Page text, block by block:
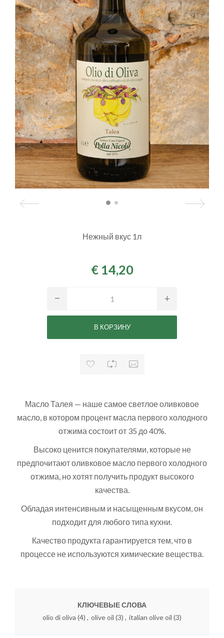
Нежный вкус 1л
€ 14,20
Масло Талея — наше самое светлое оливковое
масло, в котором процент масла первого холодного
отжима состоит от 35 до 40%.
Высоко ценится покупателями, которые не
предпочитают оливковое масло первого холодного
отжима, но хотят получить продукт высокого
качества.
Обладая интенсивным и насыщенным вкусом, он
подходит для любого типа кухни.
Качество продукта гарантируется тем, что в
процессе не используются химические вещества.
КЛЮЧЕВЫЕ СЛОВА
olio di oliva (4) , olive oil (3) , italian olive oil (3)